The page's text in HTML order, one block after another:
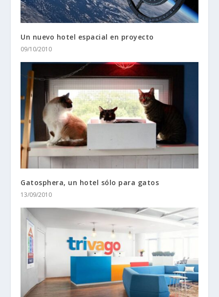
Un nuevo hotel espacial en proyecto
09/10/2010
Gatosphera, un hotel sólo para gatos
13/09/2010